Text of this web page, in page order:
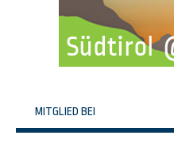
MITGLIED BEI